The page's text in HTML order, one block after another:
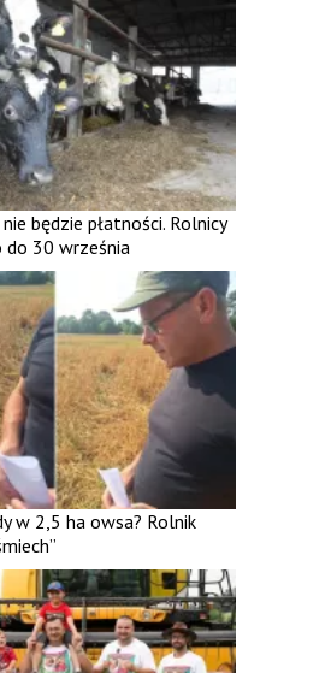
będzie płatności. Rolnicy
30 września
w 2,5 ha owsa? Rolnik